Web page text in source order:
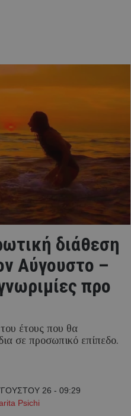
διάθεση
Αύγουστο –
προ
έτους που θα
σε προσωπικό επίπεδο.
26 - 09:29
Psichi